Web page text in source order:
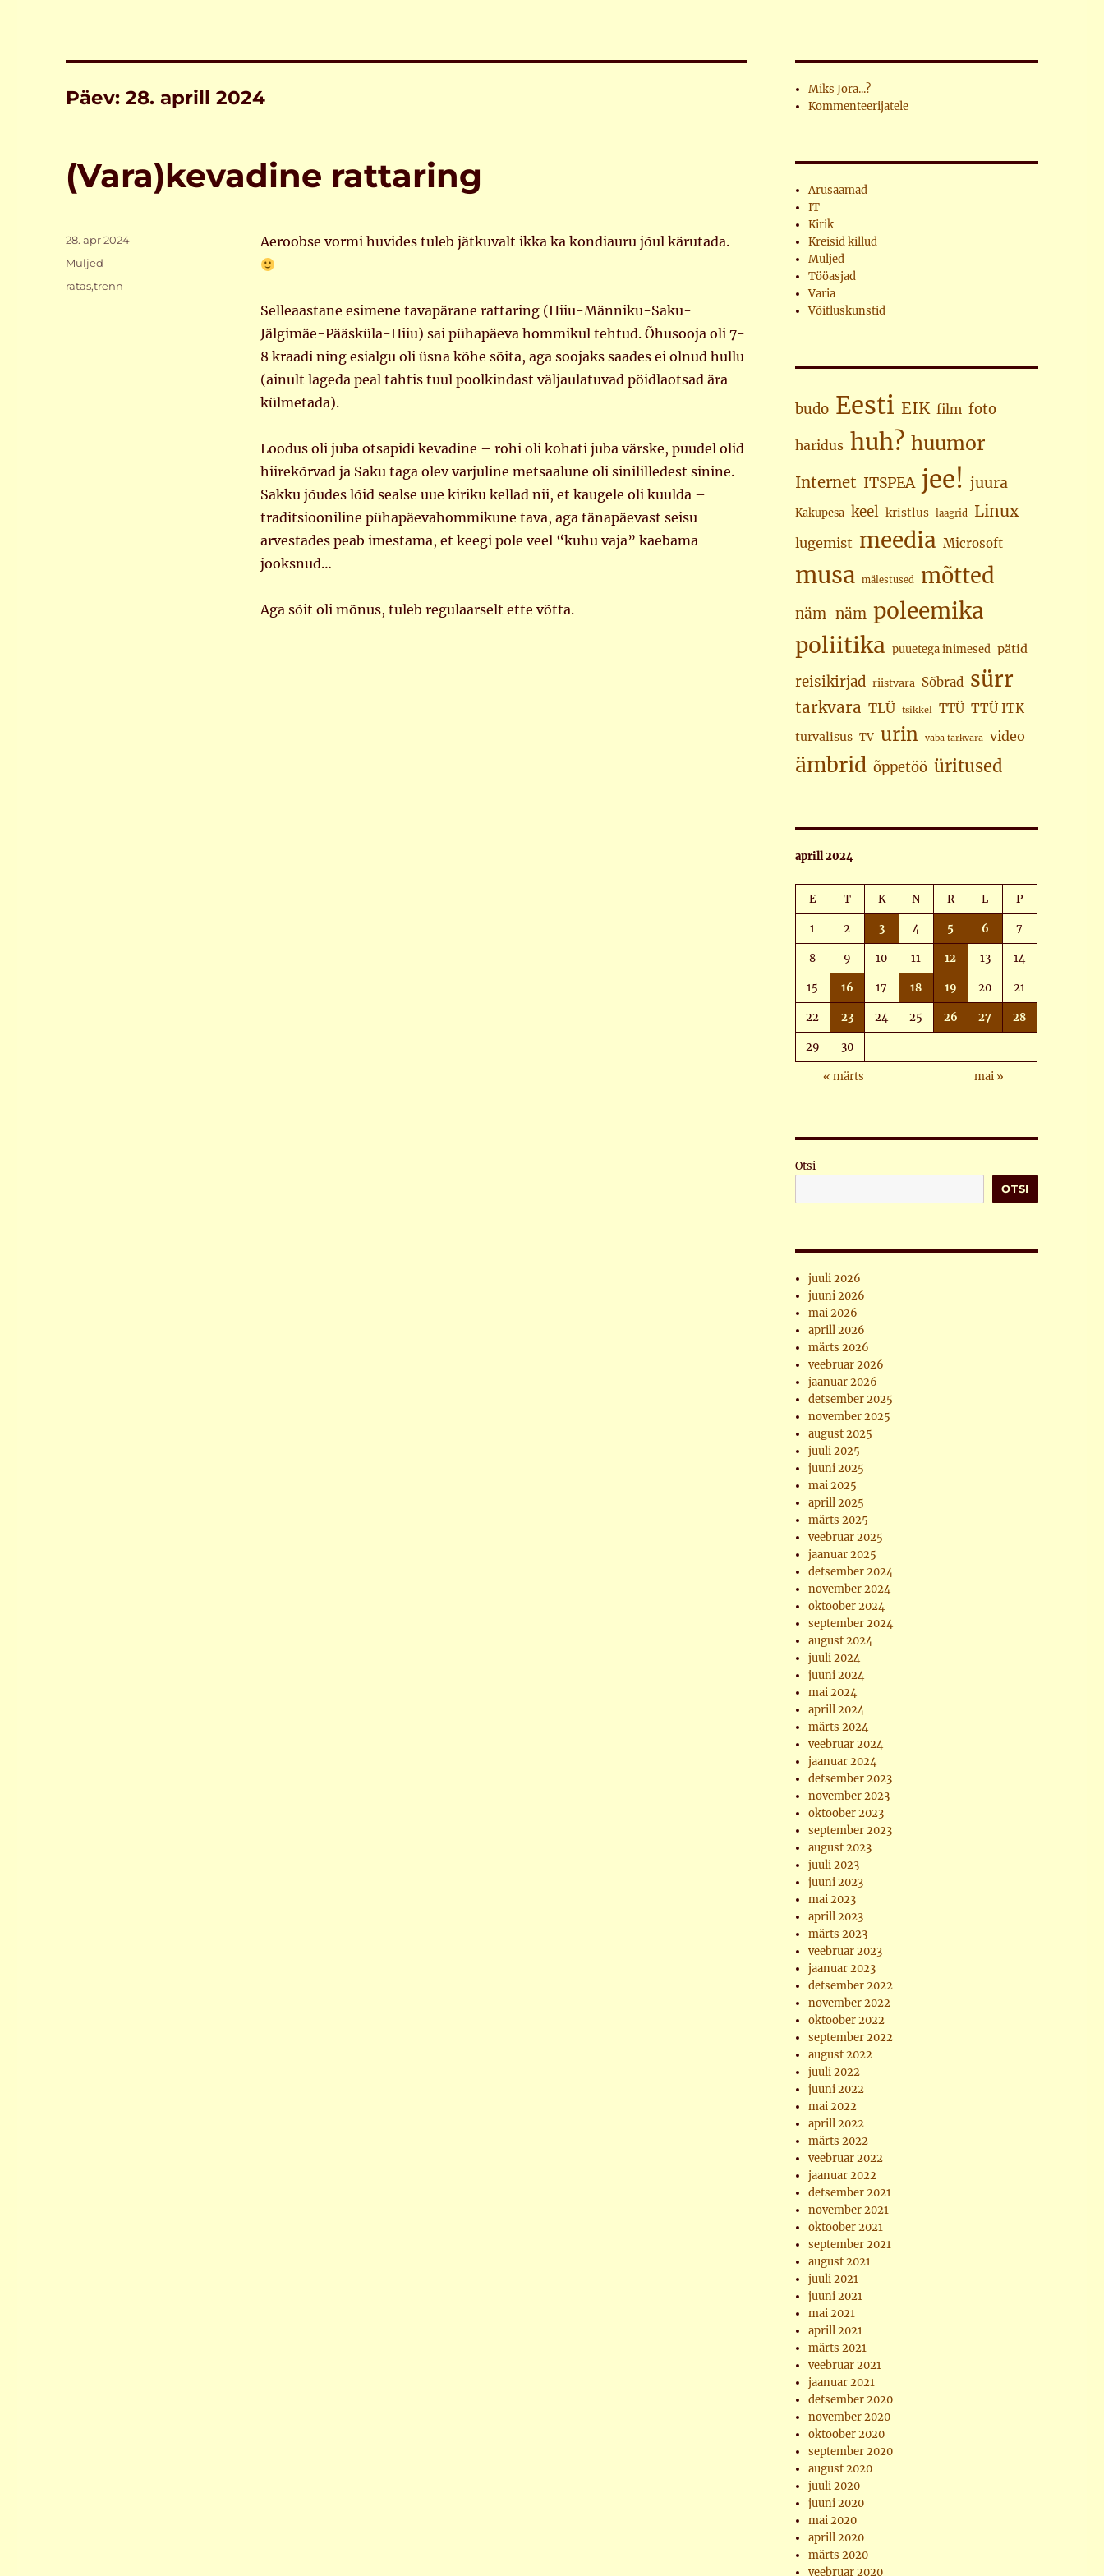
Päev:28. aprill 2024
(Vara)kevadine rattaring
Aeroobse vormi huvides tuleb jätkuvalt ikka ka kondiauru jõul kärutada.
Selleaastane esimene tavapärane rattaring (Hiiu-Männiku-Saku-
Jälgimäe-Pääsküla-Hiiu) sai pühapäeva hommikul tehtud. Õhusooja oli 7-
8 kraadi ning esialgu oli üsna kõhe sõita, aga soojaks saades ei olnud hullu
(ainult lageda peal tahtis tuul poolkindast väljaulatuvad pöidlaotsad ära
külmetada).
Loodus oli juba otsapidi kevadine – rohi oli kohati juba värske, puudel olid
hiirekõrvad ja Saku taga olev varjuline metsaalune oli sinililledest sinine.
Sakku jõudes lõid sealse uue kiriku kellad nii, et kaugele oli kuulda –
traditsiooniline pühapäevahommikune tava, aga tänapäevast seisu
arvestades peab imestama, et keegi pole veel “kuhu vaja” kaebama
jooksnud…
Aga sõit oli mõnus, tuleb regulaarselt ette võtta.
Postitatud
28. apr 2024
Rubriigid
Muljed
Sildid
ratas,trenn
Miks Jora...?
Kommenteerijatele
Arusaamad
IT
Kirik
Kreisid killud
Muljed
Tööasjad
Varia
Võitluskunstid
budo Eesti EIK film foto
haridus huh? huumor
Internet ITSPEA jee! juura
Kakupesa keel kristlus laagrid Linux
lugemist meedia Microsoft
musa mälestused mõtted
näm-näm poleemika
poliitika puuetega inimesed pätid
reisikirjad riistvara Sõbrad sürr
tarkvara TLÜ tsikkel TTÜ TTÜ ITK
turvalisus TV urin vaba tarkvara video
ämbrid õppetöö üritused
aprill 2024
E T K N R L P
1 2 3 4 5 6 7
8 9 10 11 12 13 14
15 16 17 18 19 20 21
22 23 24 25 26 27 28
29 30
« märts mai »
Otsi
OTSI
juuli 2026
juuni 2026
mai 2026
aprill 2026
märts 2026
veebruar 2026
jaanuar 2026
detsember 2025
november 2025
august 2025
juuli 2025
juuni 2025
mai 2025
aprill 2025
märts 2025
veebruar 2025
jaanuar 2025
detsember 2024
november 2024
oktoober 2024
september 2024
august 2024
juuli 2024
juuni 2024
mai 2024
aprill 2024
märts 2024
veebruar 2024
jaanuar 2024
detsember 2023
november 2023
oktoober 2023
september 2023
august 2023
juuli 2023
juuni 2023
mai 2023
aprill 2023
märts 2023
veebruar 2023
jaanuar 2023
detsember 2022
november 2022
oktoober 2022
september 2022
august 2022
juuli 2022
juuni 2022
mai 2022
aprill 2022
märts 2022
veebruar 2022
jaanuar 2022
detsember 2021
november 2021
oktoober 2021
september 2021
august 2021
juuli 2021
juuni 2021
mai 2021
aprill 2021
märts 2021
veebruar 2021
jaanuar 2021
detsember 2020
november 2020
oktoober 2020
september 2020
august 2020
juuli 2020
juuni 2020
mai 2020
aprill 2020
märts 2020
veebruar 2020